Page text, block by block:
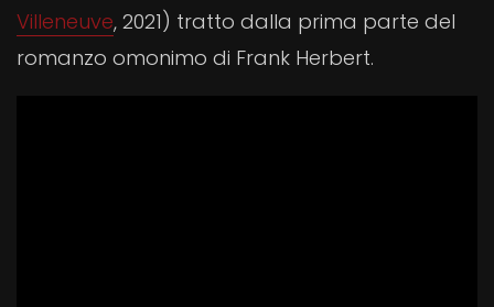
Villeneuve, 2021) tratto dalla prima parte del
romanzo omonimo di Frank Herbert.